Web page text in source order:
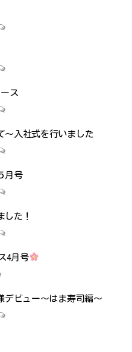
ス
～入社式を行いました
月号
した！
4月号
デビュー～はま寿司編～